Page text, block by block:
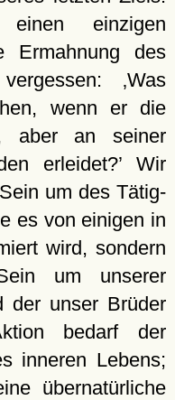
einzigen
Ermahnung des
Was
wenn er die
aber an seiner
erleidet?Wir
um des Tätig-
es von einigen in
wird, sondern
um unserer
der unser Brüder
bedarf der
inneren Lebens;
übernatürliche